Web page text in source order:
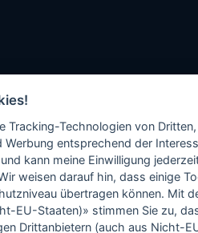
Tracking-Technologien von
entsprechend der
kann meine Einwilligung
weisen darauf hin, dass einige
übertragen können. Mit
EU-Staaten)» stimmen Sie zu,
Drittanbietern (auch aus Nicht-